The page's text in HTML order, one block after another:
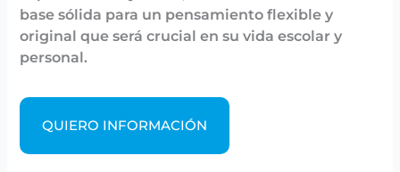
base sólida para un pensamiento flexible y
original que será crucial en su vida escolar y
personal.
QUIERO INFORMACIÓN